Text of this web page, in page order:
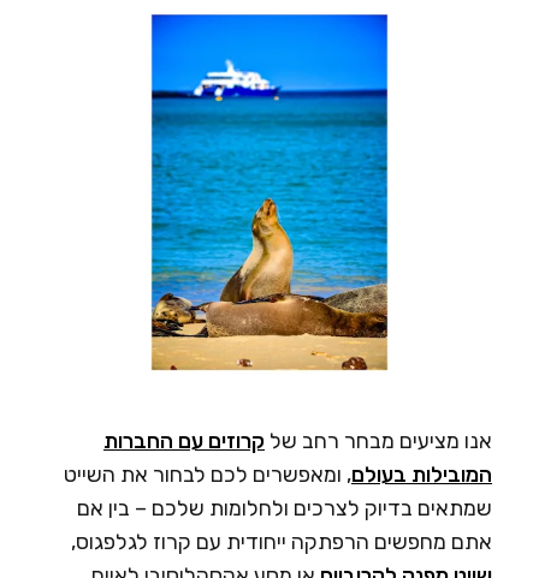
מציעים מבחר רחב שלקרוזים עם החברות
בעולם , ומאפשרים לכם לבחור את השייט
בדיוק לצרכים ולחלומות שלכם – בין אם
מחפשים הרפתקה ייחודית עם קרוז לגלפגוס,